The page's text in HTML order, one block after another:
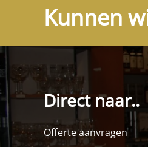
Kunnen
Direct naar..
Offerte aanvragen